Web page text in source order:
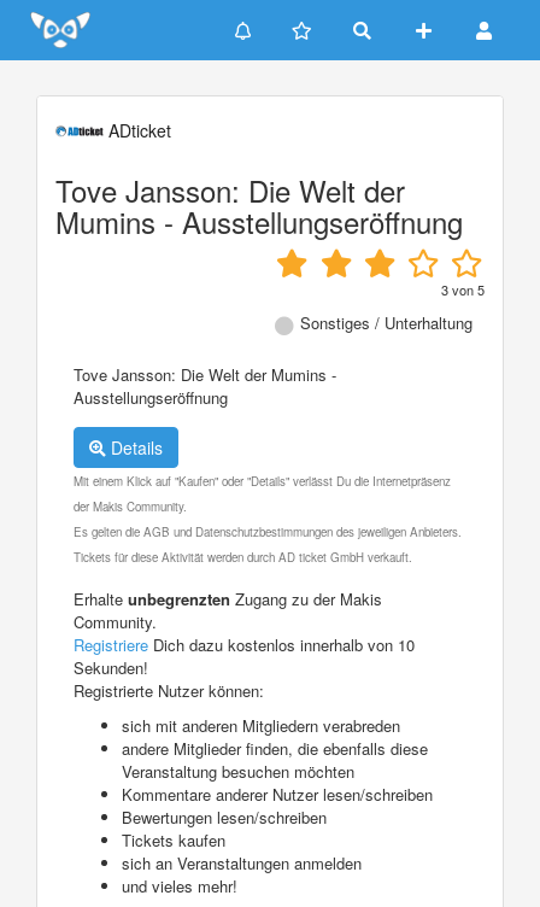
Update cookies preferences
ADticket
Tove Jansson: Die Welt der
Mumins - Ausstellungseröffnung
3von5
Sonstiges / Unterhaltung
Tove Jansson: Die Welt der Mumins -
Ausstellungseröffnung
Details
Mit einem Klick auf "Kaufen" oder "Details" verlässt Du die Internetpräsenz
der Makis Community.
Es gelten die AGB und Datenschutzbestimmungen des jeweiligen Anbieters.
Tickets für diese Aktivität werden durch AD ticket GmbH verkauft.
Erhalte unbegrenzten Zugang zu der Makis
Community.
Registriere Dich dazu kostenlos innerhalb von 10
Sekunden!
Registrierte Nutzer können:
sich mit anderen Mitgliedern verabreden
andere Mitglieder finden, die ebenfalls diese
Veranstaltung besuchen möchten
Kommentare anderer Nutzer lesen/schreiben
Bewertungen lesen/schreiben
Tickets kaufen
sich an Veranstaltungen anmelden
und vieles mehr!